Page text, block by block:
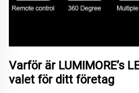
Varför är LUMIMORE’s
valet för ditt företag